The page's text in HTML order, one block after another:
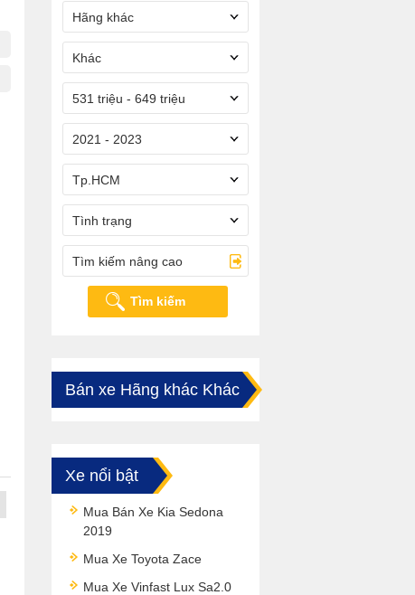
Hãng khác
Khác
531 triệu - 649 triệu
2021 - 2023
Tp.HCM
Tình trạng
Tìm kiếm nâng cao
Tìm kiếm
Bán xe Hãng khác Khác
Xe nổi bật
Mua Bán Xe Kia Sedona
2019
Mua Xe Toyota Zace
Mua Xe Vinfast Lux Sa2.0